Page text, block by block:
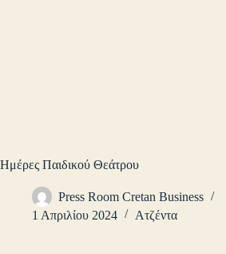
Ημέρες Παιδικού Θεάτρου
Press Room Cretan Business
1 Απριλίου 2024
Ατζέντα